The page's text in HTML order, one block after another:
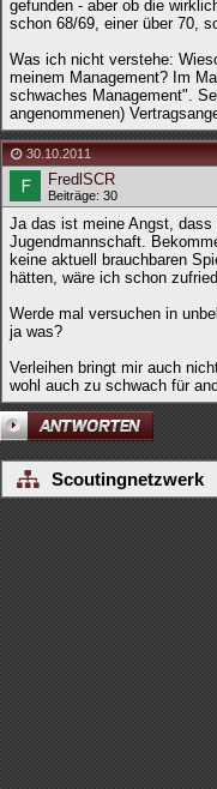
gefunden - aber ob die
schon 68/69, einer über 70,
Was ich nicht verstehe:
meinem Management? Im
schwaches Management".
angenommenen)
30.10.2011
FredlSCR
Beiträge: 30
Ja das ist meine Angst,
Jugendmannschaft.
keine aktuell brauchbaren
hätten, wäre ich schon
Werde mal versuchen in
ja was?
Verleihen bringt mir auch
wohl auch zu schwach für
Scoutingnetzwerk